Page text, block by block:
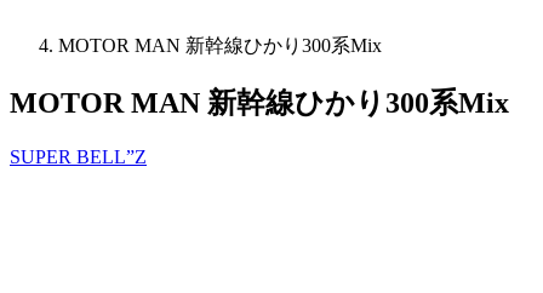
MOTOR MAN 新幹線ひかり300系Mix
MOTOR MAN 新幹線ひかり300系Mix
SUPER BELL”Z